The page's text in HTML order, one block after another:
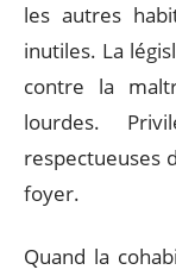
les autres
inutiles. La
contre la
lourdes.
respectueuses
foyer.
Quand la